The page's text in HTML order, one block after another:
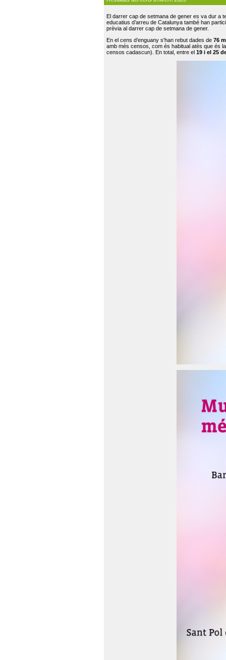
El darrer cap de setmana de gener es va dur a
educatius d’arreu de Catalunya també han
prèvia al darrer cap de setmana de gener.
En el cens d’enguany s'han rebut dades de 76
amb més censos, com és habitual atès que és
censos cadascun). En total, entre el 19 i el 25